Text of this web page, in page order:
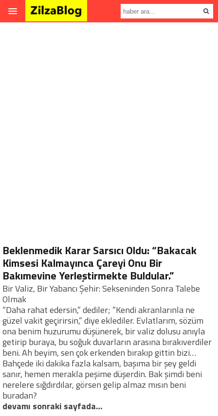
Beklenmedik Karar Sarsıcı Oldu: “Bakacak
Kimsesi Kalmayınca Çareyi Onu Bir
Bakımevine Yerleştirmekte Buldular.”
Bir Valiz, Bir Yabancı Şehir: Sekseninden Sonra Talebe
Olmak
“Daha rahat edersin,” dediler; “Kendi akranlarınla ne
güzel vakit geçirirsin,” diye eklediler. Evlatlarım, sözüm
ona benim huzurumu düşünerek, bir valiz dolusu anıyla
getirip buraya, bu soğuk duvarların arasına bırakıverdiler
beni. Ah beyim, sen çok erkenden bırakıp gittin bizi…
Bahçede iki dakika fazla kalsam, başıma bir şey geldi
sanır, hemen merakla peşime düşerdin. Bak şimdi beni
nerelere sığdırdılar, görsen gelip almaz mısın beni
buradan?
devamı sonraki sayfada…